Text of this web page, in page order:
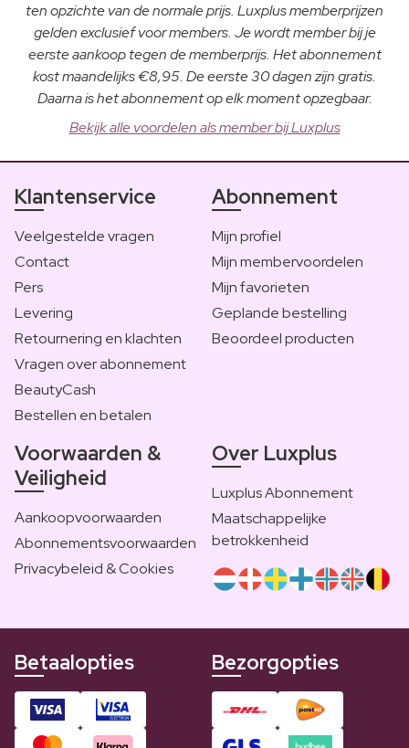
ten opzichte van de normale prijs. Luxplus memberprijzen
gelden exclusief voor members. Je wordt member bij je
eerste aankoop tegen de memberprijs. Het abonnement
kost maandelijks €8,95. De eerste 30 dagen zijn gratis.
Daarna is het abonnement op elk moment opzegbaar.
Bekijk alle voordelen als member bij Luxplus
Klantenservice
Veelgestelde vragen
Contact
Pers
Levering
Retournering en klachten
Vragen over abonnement
BeautyCash
Bestellen en betalen
Abonnement
Mijn profiel
Mijn membervoordelen
Mijn favorieten
Geplande bestelling
Beoordeel producten
Voorwaarden &
Veiligheid
Aankoopvoorwaarden
Abonnementsvoorwaarden
Privacybeleid & Cookies
Over Luxplus
Luxplus Abonnement
Maatschappelijke
betrokkenheid
Betaalopties Bezorgopties